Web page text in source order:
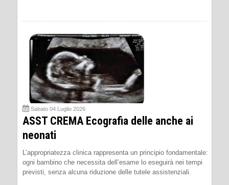
Sabato 04 Luglio 2026
ASST CREMA Ecografia delle anche ai
neonati
L’appropriatezza clinica rappresenta un principio fondamentale:
ogni bambino che necessita dell’esame lo eseguirà nei tempi
previsti, senza alcuna riduzione delle tutele assistenziali.